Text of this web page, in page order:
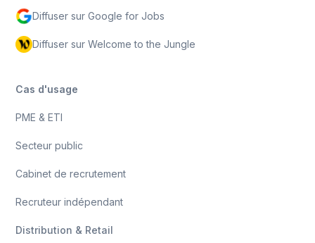
Diffuser sur Google for Jobs
Diffuser sur Welcome to the Jungle
Cas d'usage
PME & ETI
Secteur public
Cabinet de recrutement
Recruteur indépendant
Distribution & Retail